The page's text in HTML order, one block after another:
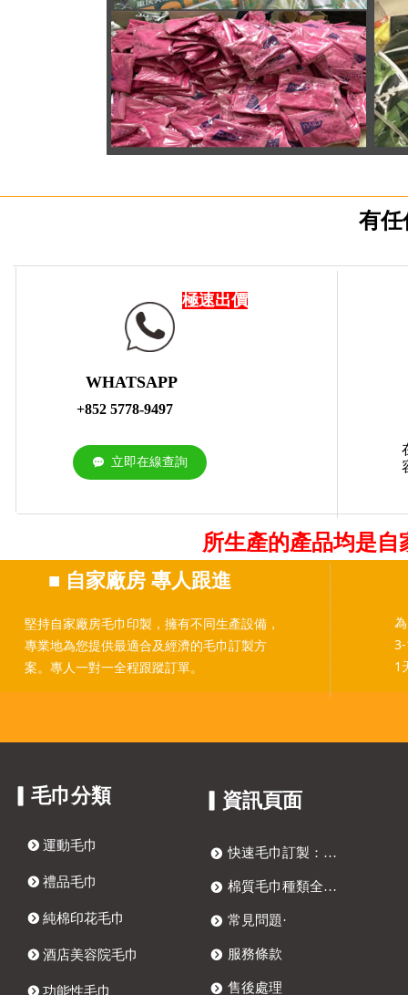
WHATSAPP
+852 5778-9497
끁 立即在線查詢
極速出價
所生產的產品均是
■ 自家廠房 專人跟進
1
堅持自家廠房毛巾印製，擁有不同生產設備，
專業地為您提供最適合及經濟的毛巾訂製方
案。專人一對一全程跟蹤訂單。
有任
▎資訊頁面
뀹 快速毛巾訂製：四步打造獨特客製化毛巾
뀹 棉質毛巾種類全解析：訂製毛巾、提花毛巾與抗菌毛巾選購指南
뀹 常見問題·
뀹 服務條款
뀹 售後處理
▎毛巾分類
뀹 運動毛巾
뀹 禮品毛巾
뀹 純棉印花毛巾
뀹 酒店美容院毛巾
뀹 功能性毛巾